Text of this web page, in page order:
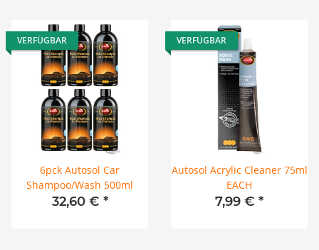
VERFÜGBAR
6pck Autosol Car
Shampoo/Wash 500ml
32,60 € *
VERFÜGBAR
Autosol Acrylic Cleaner 75ml
EACH
7,99 € *